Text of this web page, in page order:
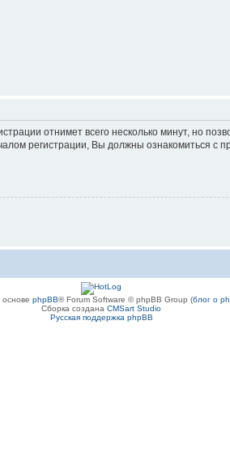
отнимет всего несколько минут, но
регистрации, Вы должны ознакомиться
phpBB® Forum Software © phpBB Group (блог о
Сборка создана CMSart Studio
Русская поддержка phpBB